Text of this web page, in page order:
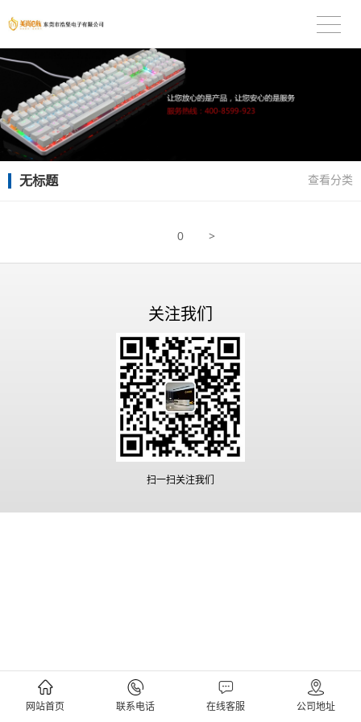
无标题 查看分类
0 >
网站首页 联系电话 在线客服 公司地址
关注我们
扫一扫关注我们